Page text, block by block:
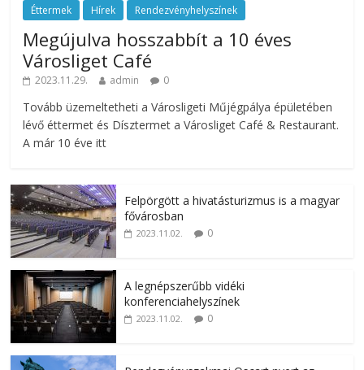
Éttermek Hírek Rendezvényhelyszínek
Megújulva hosszabbít a 10 éves
Városliget Café
2023.11.29. admin 0
Tovább üzemeltetheti a Városligeti Műjégpálya épületében
lévő éttermet és Dísztermet a Városliget Café & Restaurant.
A már 10 éve itt
Felpörgött a hivatásturizmus is a magyar
fővárosban
2023.11.02. 0
A legnépszerűbb vidéki
konferenciahelyszínek
2023.11.02. 0